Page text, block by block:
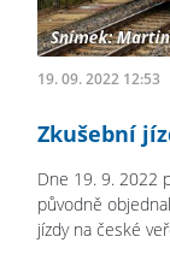
19. 09. 2022 12:53
Zkušební
Dne 19. 9. 2022
původně
jízdy na české